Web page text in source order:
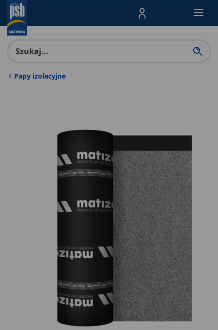
Menu Produktów,
Papy izolacyjne